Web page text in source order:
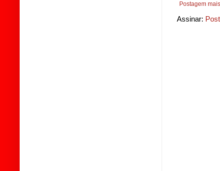
Postagem
Assinar: